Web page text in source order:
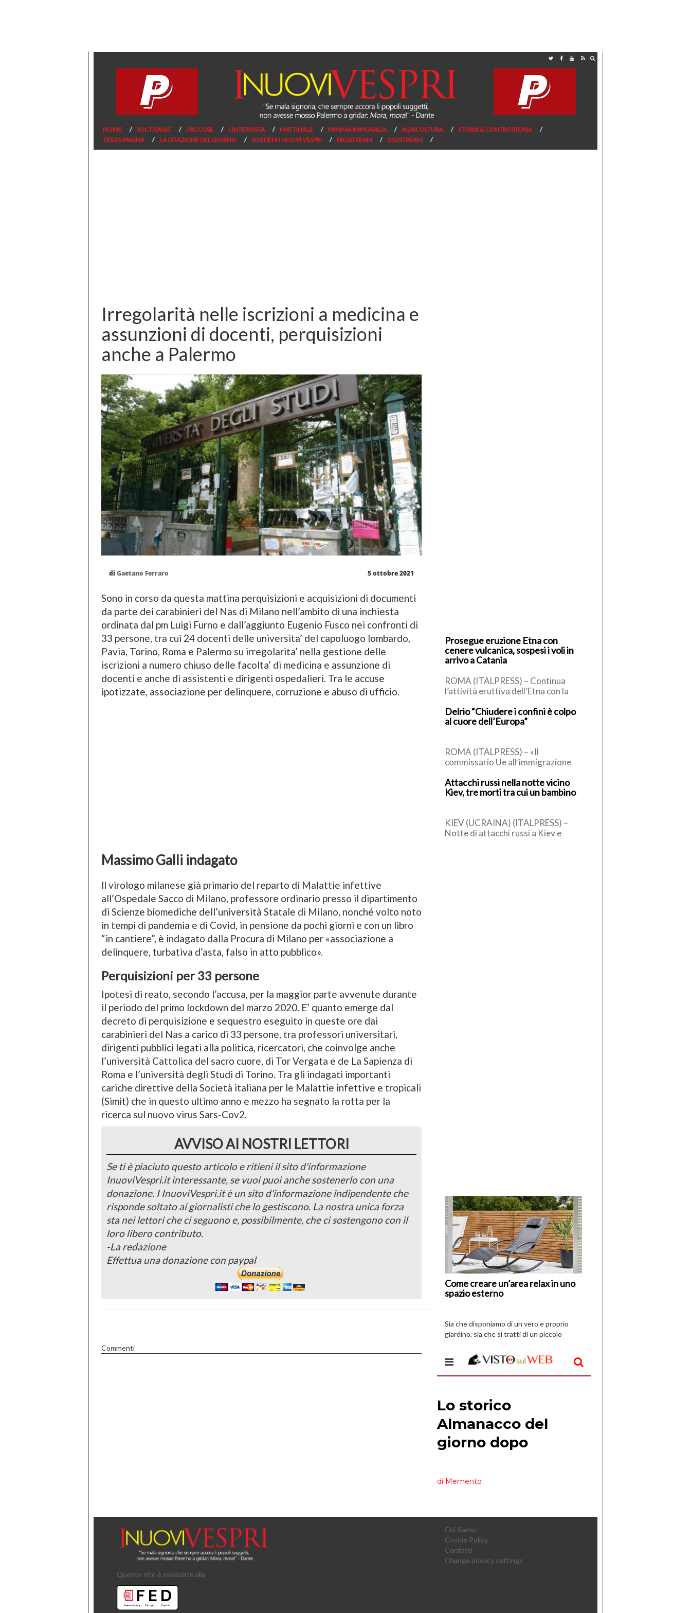
HOME SUL TITANIC J’ACCUSE L’INTERVISTA MATTINALE MINIMA IMMORALIA AGRICOLTURA
STORIA & CONTROSTORIA
TERZA PAGINA
LA CITAZIONE DEL GIORNO SOSTIENI I NUOVI VESPRI DIGISTREAM DIGISTREAM
Irregolarità nelle iscrizioni a medicina e
assunzioni di docenti, perquisizioni
anche a Palermo
di Gaetano Ferraro 5 ottobre 2021
Sono in corso da questa mattina perquisizioni e acquisizioni di documenti
da parte dei carabinieri del Nas di Milano nell’ambito di una inchiesta
ordinata dal pm Luigi Furno e dall’aggiunto Eugenio Fusco nei confronti di
33 persone, tra cui 24 docenti delle universita’ del capoluogo lombardo,
Pavia, Torino, Roma e Palermo su irregolarita’ nella gestione delle
iscrizioni a numero chiuso delle facolta’ di medicina e assunzione di
docenti e anche di assistenti e dirigenti ospedalieri. Tra le accuse
ipotizzate, associazione per delinquere, corruzione e abuso di ufficio.
Massimo Galli indagato
ll virologo milanese già primario del reparto di Malattie infettive
all’Ospedale Sacco di Milano, professore ordinario presso il dipartimento
di Scienze biomediche dell’università Statale di Milano, nonché volto noto
in tempi di pandemia e di Covid, in pensione da pochi giorni e con un libro
“in cantiere”, è indagato dalla Procura di Milano per «associazione a
delinquere, turbativa d’asta, falso in atto pubblico».
Perquisizioni per 33 persone
Ipotesi di reato, secondo l’accusa, per la maggior parte avvenute durante
il periodo del primo lockdown del marzo 2020. E’ quanto emerge dal
decreto di perquisizione e sequestro eseguito in queste ore dai
carabinieri del Nas a carico di 33 persone, tra professori universitari,
dirigenti pubblici legati alla politica, ricercatori, che coinvolge anche
l’università Cattolica del sacro cuore, di Tor Vergata e de La Sapienza di
Roma e l’università degli Studi di Torino. Tra gli indagati importanti
cariche direttive della Società italiana per le Malattie infettive e tropicali
(Simit) che in questo ultimo anno e mezzo ha segnato la rotta per la
ricerca sul nuovo virus Sars-Cov2.
AVVISO AI NOSTRI LETTORI
Se ti è piaciuto questo articolo e ritieni il sito d'informazione
InuoviVespri.it interessante, se vuoi puoi anche sostenerlo con una
donazione. I InuoviVespri.it è un sito d'informazione indipendente che
risponde soltato ai giornalisti che lo gestiscono. La nostra unica forza
sta nei lettori che ci seguono e, possibilmente, che ci sostengono con il
loro libero contributo.
-La redazione
Effettua una donazione con paypal
Commenti
Prosegue eruzione Etna con
cenere vulcanica, sospesi i voli in
arrivo a Catania
ROMA (ITALPRESS) – Continua
l’attività eruttiva dell’Etna con la
vulcanica in atmosfera. L’Istituto
Nazionale di Geofisica […]
Delrio “Chiudere i confini è colpo
al cuore dell’Europa”
ROMA (ITALPRESS) – «Il
commissario Ue all’immigrazione
che la sospensione dell’accordo di
Schengen, può essere […]
Attacchi russi nella notte vicino
Kiev, tre morti tra cui un bambino
KIEV (UCRAINA) (ITALPRESS) –
Notte di attacchi russi a Kiev e
Come creare un’area relax in uno
spazio esterno
di
I
Vespri
Sia che disponiamo di un vero e proprio
giardino, sia che si tratti di un piccolo
Questo sito è associato alla
Chi Siamo
Cookie Policy
Contatti
Change privacy settings